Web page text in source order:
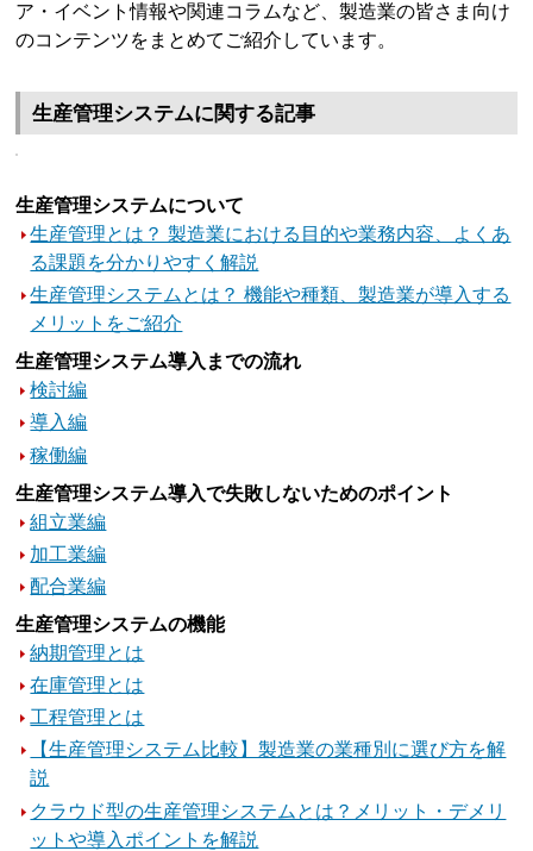
ア・イベント情報や関連コラムなど、製造業の皆さま向け
のコンテンツをまとめてご紹介しています。
生産管理システムに関する記事
生産管理システムについて
生産管理とは？ 製造業における目的や業務内容、よくあ
る課題を分かりやすく解説
生産管理システムとは？ 機能や種類、製造業が導入する
メリットをご紹介
生産管理システム導入までの流れ
検討編
導入編
稼働編
生産管理システム導入で失敗しないためのポイント
組立業編
加工業編
配合業編
生産管理システムの機能
納期管理とは
在庫管理とは
工程管理とは
【生産管理システム比較】製造業の業種別に選び方を解
説
クラウド型の生産管理システムとは？メリット・デメリ
ットや導入ポイントを解説